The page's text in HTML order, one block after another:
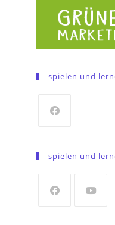
spielen und
a
tab
spielen und